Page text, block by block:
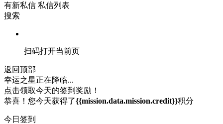
有新私信 私信列表
搜索
扫码打开当前页
返回顶部
幸运之星正在降临...
点击领取今天的签到奖励！
恭喜！您今天获得了{{mission.data.mission.credit}}积分
今日签到